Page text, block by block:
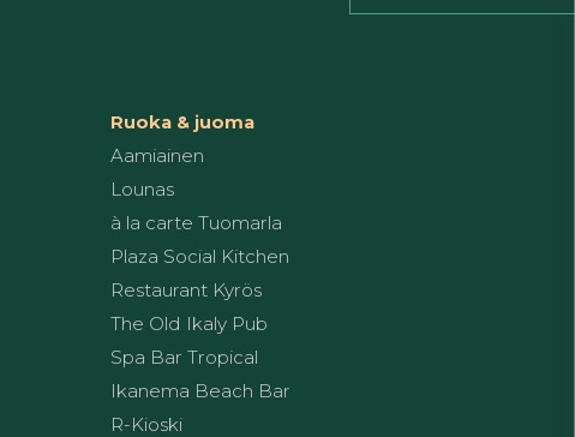
Ruoka & juoma
Aamiainen
Lounas
à la carte Tuomarla
Plaza Social Kitchen
Restaurant Kyrös
The Old Ikaly Pub
Spa Bar Tropical
Ikanema Beach Bar
R-Kioski